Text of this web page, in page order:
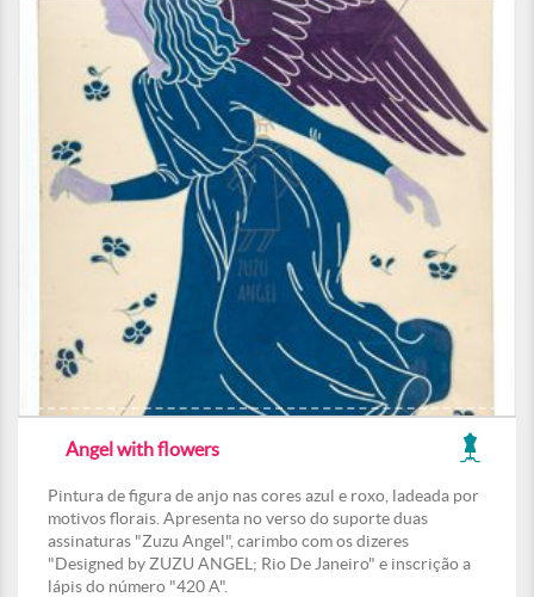
Angel with flowers
Pintura de figura de anjo nas cores azul e roxo, ladeada por
motivos florais. Apresenta no verso do suporte duas
assinaturas "Zuzu Angel", carimbo com os dizeres
"Designed by ZUZU ANGEL; Rio De Janeiro" e inscrição a
lápis do número "420 A".